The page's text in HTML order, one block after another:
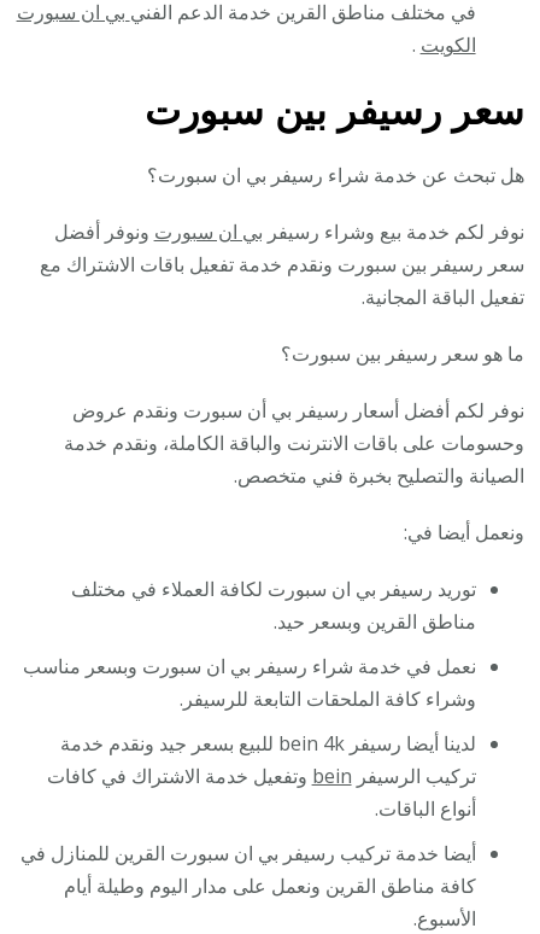
في مختلف مناطق القرين خدمة الدعم الفني بي ان سبورت
الكويت .
سعر رسيفر بين سبورت
هل تبحث عن خدمة شراء رسيفر بي ان سبورت؟
نوفر لكم خدمة بيع وشراء رسيفر بي ان سبورت ونوفر أفضل
سعر رسيفر بين سبورت ونقدم خدمة تفعيل باقات الاشتراك مع
تفعيل الباقة المجانية.
ما هو سعر رسيفر بين سبورت؟
نوفر لكم أفضل أسعار رسيفر بي أن سبورت ونقدم عروض
وحسومات على باقات الانترنت والباقة الكاملة، ونقدم خدمة
الصيانة والتصليح بخبرة فني متخصص.
ونعمل أيضا في:
توريد رسيفر بي ان سبورت لكافة العملاء في مختلف
مناطق القرين وبسعر حيد.
نعمل في خدمة شراء رسيفر بي ان سبورت وبسعر مناسب
وشراء كافة الملحقات التابعة للرسيفر.
لدينا أيضا رسيفر bein 4k للبيع بسعر جيد ونقدم خدمة
تركيب الرسيفر bein وتفعيل خدمة الاشتراك في كافات
أنواع الباقات.
أيضا خدمة تركيب رسيفر بي ان سبورت القرين للمنازل في
كافة مناطق القرين ونعمل على مدار اليوم وطيلة أيام
الأسبوع.